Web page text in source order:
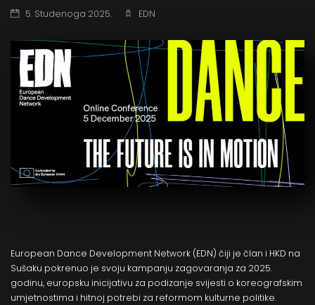
5. Studenoga 2025. EDN
European Dance Development Network (EDN) čiji je član i HKD na
Sušaku pokrenuo je svoju kampanju zagovaranja za 2025.
godinu, europsku inicijativu za podizanje svijesti o koreografskim
umjetnostima i hitnoj potrebi za reformom kulturne politike.